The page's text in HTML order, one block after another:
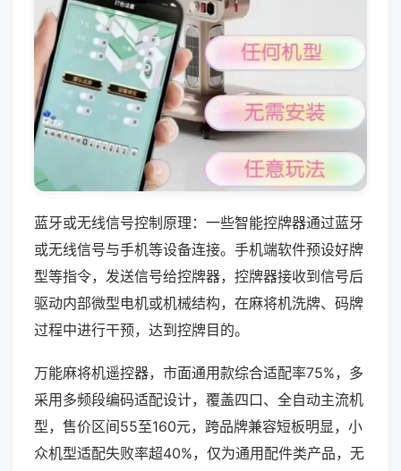
蓝牙或无线信号控制原理：一些智能控牌器通过蓝牙
或无线信号与手机等设备连接。手机端软件预设好牌
型等指令，发送信号给控牌器，控牌器接收到信号后
驱动内部微型电机或机械结构，在麻将机洗牌、码牌
过程中进行干预，达到控牌目的。
万能麻将机遥控器，市面通用款综合适配率75%，多
采用多频段编码适配设计，覆盖四口、全自动主流机
型，售价区间55至160元，跨品牌兼容短板明显，小
众机型适配失败率超40%，仅为通用配件类产品，无